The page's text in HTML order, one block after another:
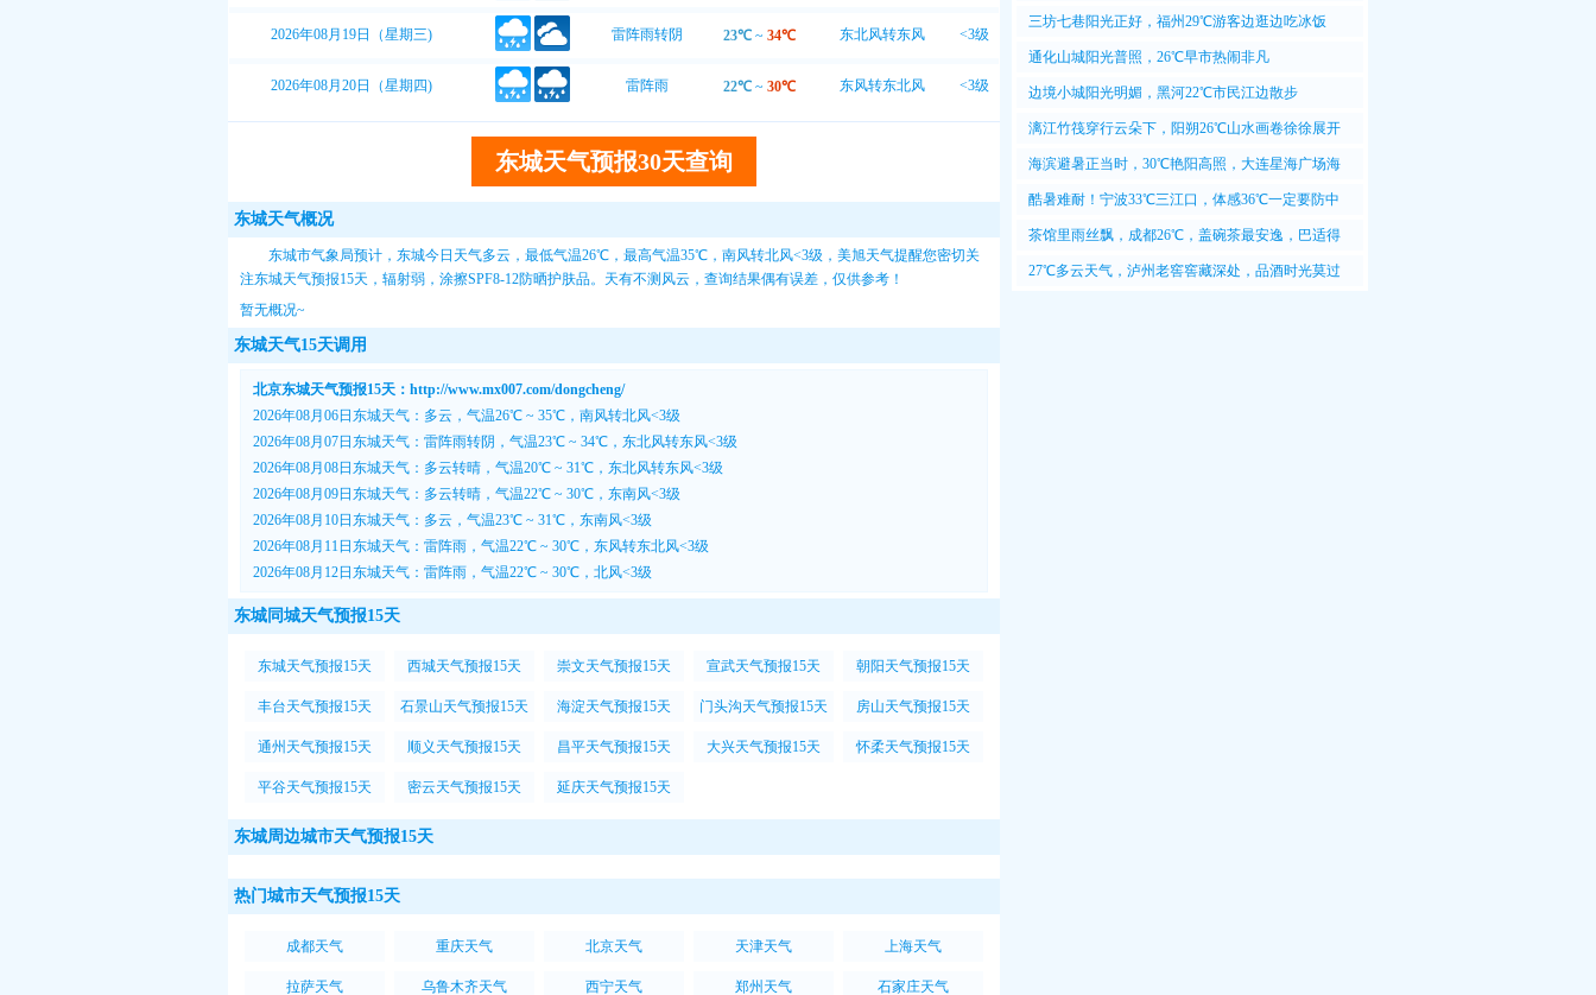
2026年08月19日（星期三) 雷阵雨转阴 23℃~ 34℃ 东北风转东风 <3级
2026年08月20日（星期四) 雷阵雨 22℃~ 30℃ 东风转东北风 <3级
东城天气预报30天查询
东城天气概况
东城市气象局预计，东城今日天气多云，最低气温26℃，最高气温35℃，南风转北风<3级， 美旭天气提醒您密切关
注东城天气预报15天 ，辐射弱，涂擦SPF8-12防晒护肤品。天有不测风云，查询结果偶有误差，仅供参考！
暂无概况~
东城天气15天调用
北京东城天气预报15天：http://www.mx007.com/dongcheng/
2026年08月06日东城天气：多云，气温26℃ ~ 35℃，南风转北风<3级
2026年08月07日东城天气：雷阵雨转阴，气温23℃ ~ 34℃，东北风转东风<3级
2026年08月08日东城天气：多云转晴，气温20℃ ~ 31℃，东北风转东风<3级
2026年08月09日东城天气：多云转晴，气温22℃ ~ 30℃，东南风<3级
2026年08月10日东城天气：多云，气温23℃ ~ 31℃，东南风<3级
2026年08月11日东城天气：雷阵雨，气温22℃ ~ 30℃，东风转东北风<3级
2026年08月12日东城天气：雷阵雨，气温22℃ ~ 30℃，北风<3级
东城同城天气预报15天
东城天气预报15天 西城天气预报15天 崇文天气预报15天 宣武天气预报15天 朝阳天气预报15天
丰台天气预报15天 石景山天气预报15天 海淀天气预报15天 门头沟天气预报15天 房山天气预报15天
通州天气预报15天 顺义天气预报15天 昌平天气预报15天 大兴天气预报15天 怀柔天气预报15天
平谷天气预报15天 密云天气预报15天 延庆天气预报15天
东城周边城市天气预报15天
热门城市天气预报15天
成都天气 重庆天气 北京天气 天津天气 上海天气
拉萨天气 乌鲁木齐天气 西宁天气 郑州天气 石家庄天气
三坊七巷阳光正好，福州29℃游客边逛边吃冰饭
通化山城阳光普照，26℃早市热闹非凡
边境小城阳光明媚，黑河22℃市民江边散步
漓江竹筏穿行云朵下，阳朔26℃山水画卷徐徐展开
海滨避暑正当时，30℃艳阳高照，大连星海广场海
风爽
酷暑难耐！宁波33℃三江口，体感36℃一定要防中
暑
茶馆里雨丝飘，成都26℃，盖碗茶最安逸，巴适得
很
27℃多云天气，泸州老窖窖藏深处，品酒时光莫过